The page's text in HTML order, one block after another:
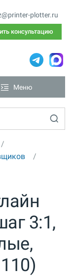
plotter.ru
консультацию
Меню
3:1,